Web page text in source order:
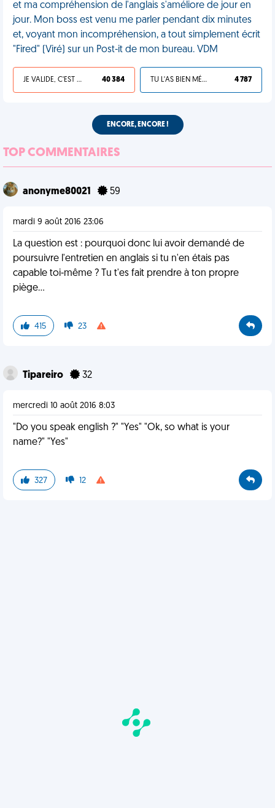
et ma compréhension de l'anglais s'améliore de jour en
jour. Mon boss est venu me parler pendant dix minutes
et, voyant mon incompréhension, a tout simplement écrit
"Fired" (Viré) sur un Post-it de mon bureau. VDM
JE VALIDE, C'EST UNE VDM 40 384 TU L'AS BIEN MÉRITÉ 4 787
ENCORE, ENCORE !
TOP COMMENTAIRES
anonyme80021 59
mardi 9 août 2016 23:06
La question est : pourquoi donc lui avoir demandé de
poursuivre l'entretien en anglais si tu n'en étais pas
capable toi-même ? Tu t'es fait prendre à ton propre
piège...
415 23
Tipareiro 32
mercredi 10 août 2016 8:03
"Do you speak english ?" "Yes" "Ok, so what is your
name?" "Yes"
327 12